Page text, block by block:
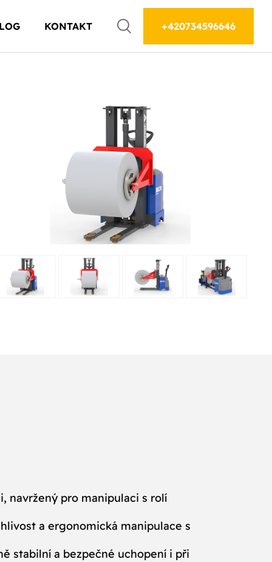
KONTAKT +420734596646
navržený pro manipulaci s rolí
a ergonomická manipulace s
stabilní a bezpečné uchopení i při